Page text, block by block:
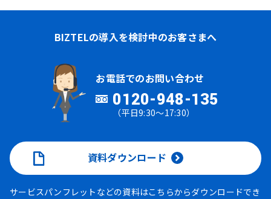
BIZTELの導入を検討中のお客さまへ
お電話でのお問い合わせ
0120-948-135
（平日9:30～17:30）
資料ダウンロード
サービスパンフレットなどの資料はこちらからダウンロードでき